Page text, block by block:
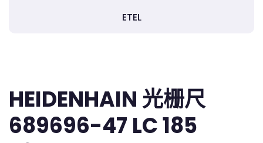
ETEL
HEIDENHAIN 光栅尺
689696-47 LC 185